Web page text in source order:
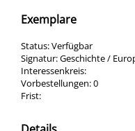
Exemplare
Status:Verfügbar
Signatur:Geschichte /
Interessenkreis:
Vorbestellungen:0
Frist: